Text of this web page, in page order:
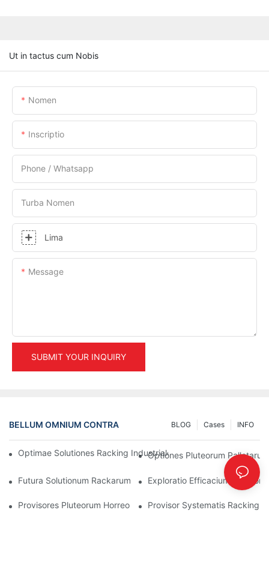
Ut in tactus cum Nobis
Nomen
Inscriptio
Phone / Whatsapp
Turba Nomen
Lima
Message
SUBMIT YOUR INQUIRY
BELLUM OMNIUM CONTRA INFO
Cases
BLOG
Optimae Solutiones Racking Industriales Ad Efficacem
Optiones Pluteorum
Futura Solutionum Rackarum Palletarum: Tendentiae Et
Exploratio Efficacium
Provisores Pluteorum Horreorum: Quid Quaerendum Est
Provisor Systematis Racking: